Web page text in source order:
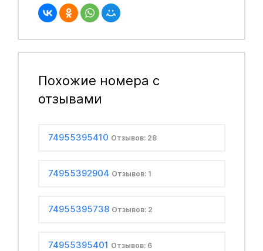
Похожие номера с
отзывами
74955395410 Отзывов: 28
74955392904 Отзывов: 1
74955395738 Отзывов: 2
74955395401 Отзывов: 6